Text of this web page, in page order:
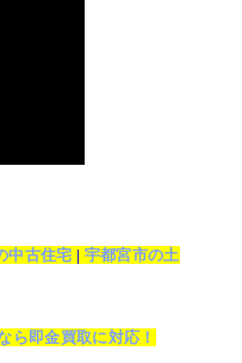
中古住宅 | 宇都宮市の土
ら即金買取に対応！